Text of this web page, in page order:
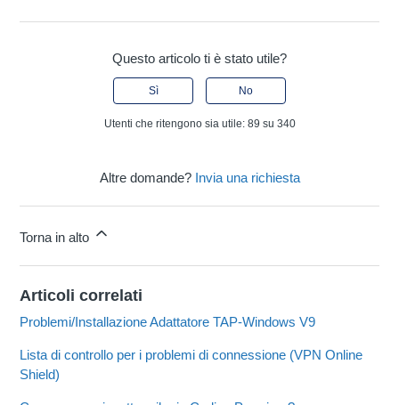
Questo articolo ti è stato utile?
Sì No
Utenti che ritengono sia utile: 89 su 340
Altre domande? Invia una richiesta
Torna in alto
Articoli correlati
Problemi/Installazione Adattatore TAP-Windows V9
Lista di controllo per i problemi di connessione (VPN Online
Shield)